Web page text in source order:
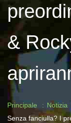
&
Principale
Notizia
Senza fanciulla? I